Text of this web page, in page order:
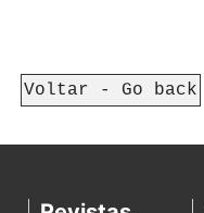
Voltar - Go back